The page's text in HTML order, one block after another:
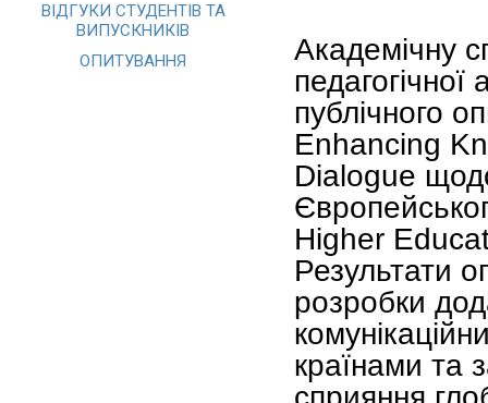
Академічну
публічного
Enhancing
Dialogue
Higher
Результати
розробки
країнами та
ВІДГУКИ СТУДЕНТІВ ТА
ВИПУСКНИКІВ
ОПИТУВАННЯ